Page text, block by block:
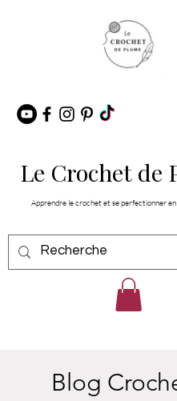
Le Crochet de
Apprendre le crochet et se perfectionner
Blog